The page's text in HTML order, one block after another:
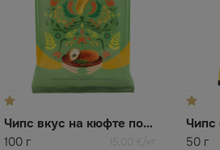
Чипс вкус на кюфте по-киевски Chipsters
100 г 15,00 €/кг 50 г